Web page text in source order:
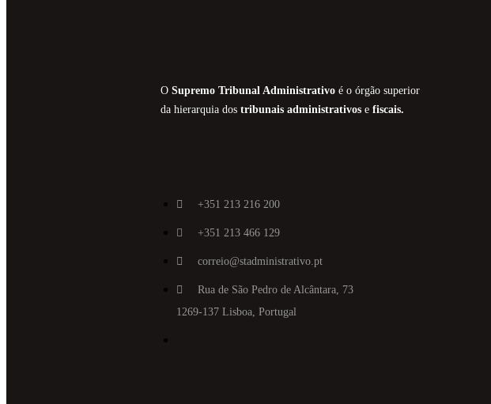
O Supremo Tribunal Administrativo é o órgão superior
da hierarquia dos tribunais administrativos e fiscais.
+351 213 216 200
+351 213 466 129
correio@stadministrativo.pt
Rua de São Pedro de Alcântara, 73
1269-137 Lisboa, Portugal